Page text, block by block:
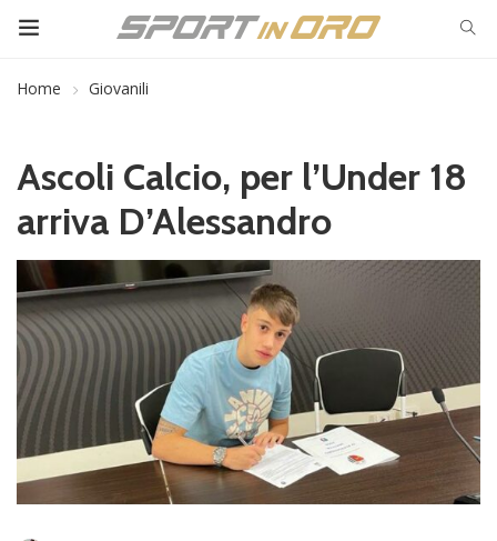
Home Giovanili
Ascoli Calcio, per l’Under 18
arriva D’Alessandro